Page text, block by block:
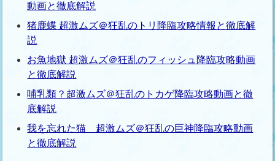
動画と徹底解説
猪鹿蝶 超激ムズ＠狂乱のトリ降臨攻略情報と徹底解
説
お魚地獄 超激ムズ＠狂乱のフィッシュ降臨攻略動画
と徹底解説
哺乳類？超激ムズ＠狂乱のトカゲ降臨攻略動画と徹
底解説
我を忘れた猫 超激ムズ＠狂乱の巨神降臨攻略動画
と徹底解説